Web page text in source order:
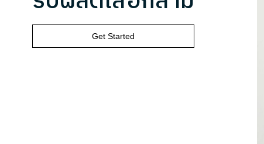
Get Started